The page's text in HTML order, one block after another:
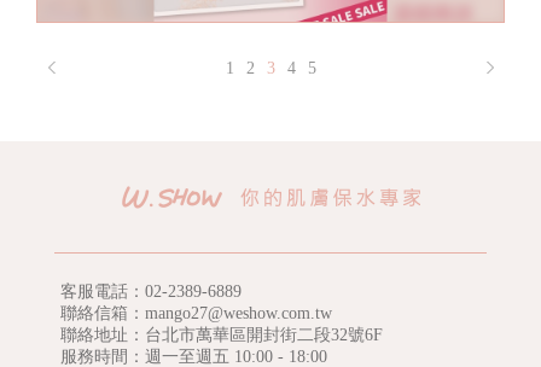
1 2 3 4 5
客服電話： 02-2389-6889
聯絡信箱：mango27@weshow.com.tw
聯絡地址：台北市萬華區開封街二段32號6F
服務時間：週一至週五 10:00 - 18:00